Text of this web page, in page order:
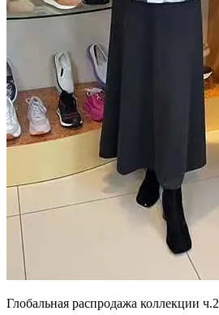
Глобальная распродажа коллекции ч.2